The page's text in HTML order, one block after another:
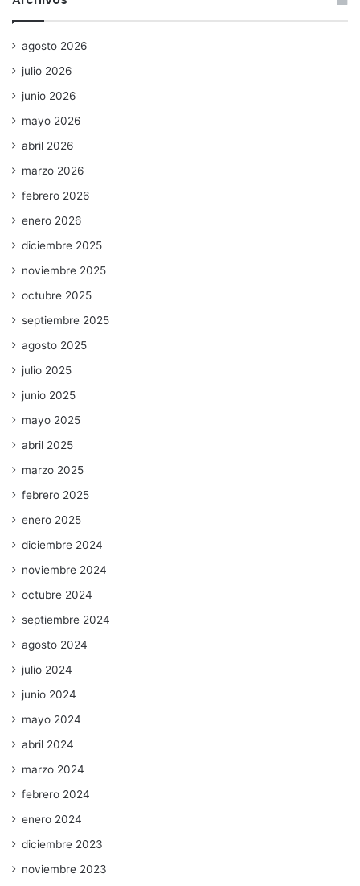
agosto 2026
julio 2026
junio 2026
mayo 2026
abril 2026
marzo 2026
febrero 2026
enero 2026
diciembre 2025
noviembre 2025
octubre 2025
septiembre 2025
agosto 2025
julio 2025
junio 2025
mayo 2025
abril 2025
marzo 2025
febrero 2025
enero 2025
diciembre 2024
noviembre 2024
octubre 2024
septiembre 2024
agosto 2024
julio 2024
junio 2024
mayo 2024
abril 2024
marzo 2024
febrero 2024
enero 2024
diciembre 2023
noviembre 2023